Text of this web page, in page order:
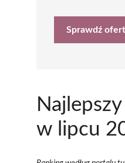
Sprawdź
w lipcu